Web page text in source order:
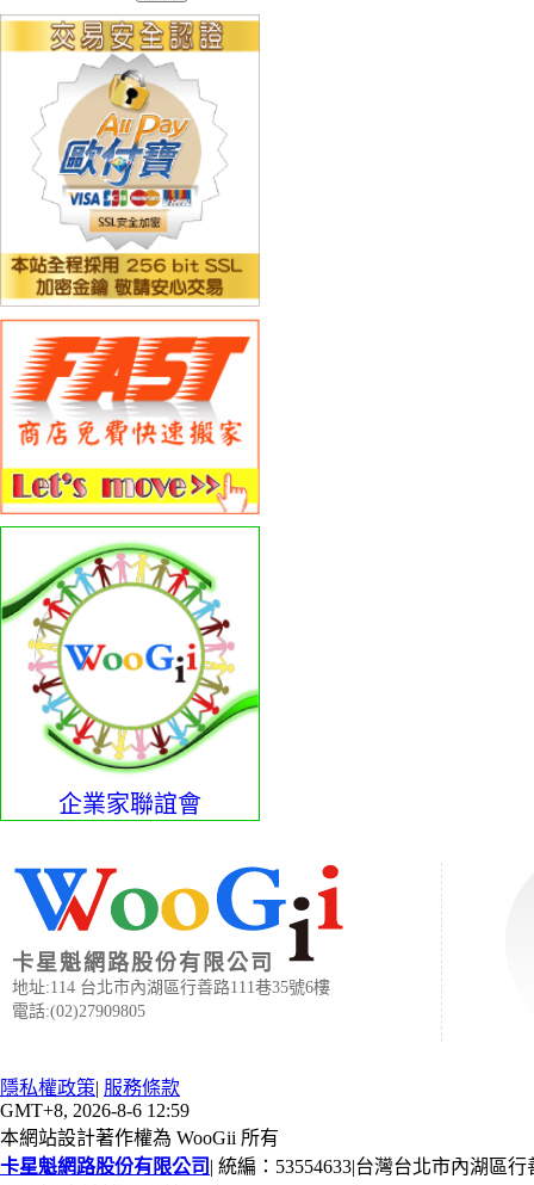
企業家聯誼會
卡星魁網路股份有限公司
地址:114 台北市內湖區行善路111巷35號6樓
電話:(02)27909805
隱私權政策| 服務條款
GMT+8, 2026-8-6 12:59
本網站設計著作權為 WooGii 所有
卡星魁網路股份有限公司 | 統編：53554633|台灣台北市內湖區行